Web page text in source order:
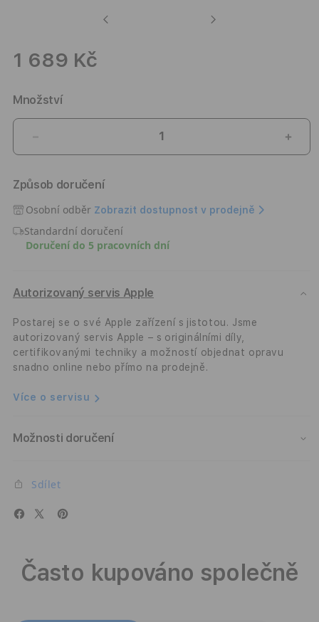
Previous Next
1 689 Kč
Množství
množství
Řemínek
pro
Apple
Watch
42/44/45/49
Rugged
-
modrý
Způsob doručení
Osobní odběr Zobrazit dostupnost v prodejně
Standardní doručení
Doručení do 5 pracovních dní
Autorizovaný servis Apple
Postarej se o své Apple zařízení s jistotou. Jsme
autorizovaný servis Apple – s originálními díly,
certifikovanými techniky a možností objednat opravu
snadno online nebo přímo na prodejně.
Více o servisu
Možnosti doručení
Sdílet
Často kupováno společně